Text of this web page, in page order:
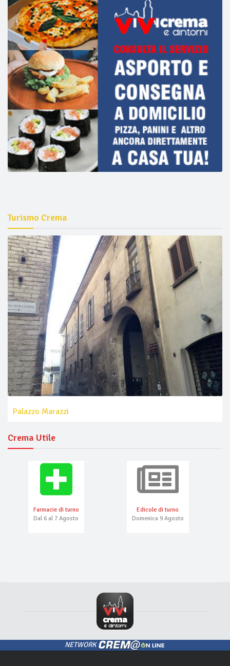
Turismo Crema
Palazzo Marazzi
Crema Utile
Farmacie di turno
Dal 6 al 7 Agosto
Edicole di turno
Domenica 9 Agosto
NETWORK